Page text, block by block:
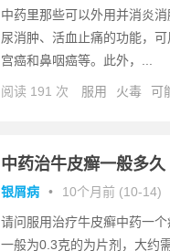
中药里那些可以外用并消炎
尿消肿、活血止痛的功能，
宫癌和鼻咽癌等。此外，...
阅读 191 次 服用 火毒 可
中药治牛皮癣一般多
银屑病 • 10个月前 (10-14)
请问服用治疗牛皮癣中药一
一般为0.3克的为片剂，大约